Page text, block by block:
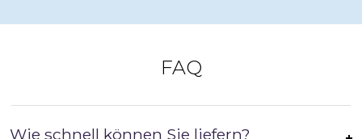
FAQ
Wie schnell können Sie liefern?